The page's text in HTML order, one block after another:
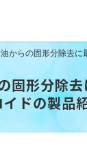
からの固形分除去に
固形分除
イドの製品